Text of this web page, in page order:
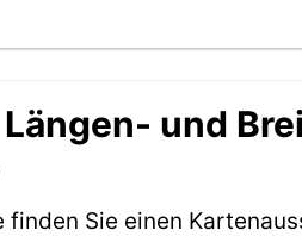
und
finden Sie einen